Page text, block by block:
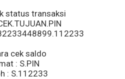
status transaksi
cek saldo
: S.PIN
: S.112233